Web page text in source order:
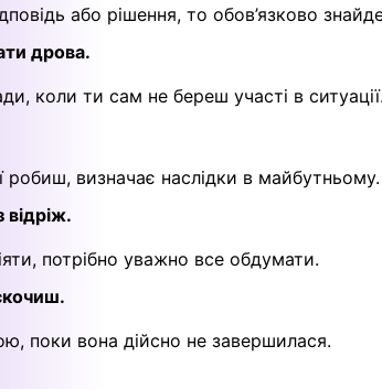
або рішення, то обов’язково
дрова.
коли ти сам не береш участі в ситуації.
робиш, визначає наслідки в майбутньому.
відріж.
потрібно уважно все обдумати.
поки вона дійсно не завершилася.